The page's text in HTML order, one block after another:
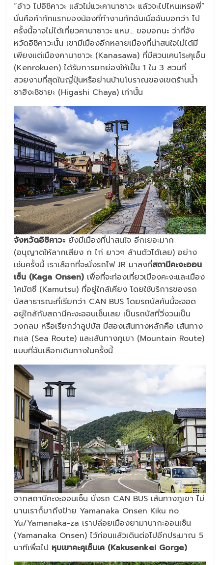
“อ้าว ไปอิชิคาวะ แล้วไม่แวะคานาซาวะ แล้วจะไปไหนเหรอพี่”
นั่นคือคำทักแรกของน้องที่ทำงานทักฉันเมื่อฉันบอกว่า ไป
ครั้งนี้อาจไม่ได้เที่ยวคานาซาวะ แหม… ขอบอกนะ ว่าที่จัง
หวัดอิชิคาวะนั้น เขามีเมืองอีกหลายเมืองที่น่าสนใจไม่ได้มี
เพียงแต่เมืองคานาซาวะ (Kanasawa) ที่มีสวนเคนโระคุเอ็น
(Kenrokuen) ได้รับการยกย่องให้เป็น 1 ใน 3 สวนที่
สวยงามที่สุดในญี่ปุ่นหรือย่านบ้านโบราณของเขตร้านน้ำ
ชาฮิงะชิชายะ (Higashi Chaya) เท่านั้น
จังหวัดอิชิคาวะ ยังมีเมืองที่น่าสนใจ อีกเยอะมาก
(อนุญาตให้ลากเสียง ก ไก่ ยาวๆ ล้านตัวได้เลย) อย่าง
เช่นครั้งนี้ เราเลือกที่จะนั่งรถไฟ JR มาลงที่สถานีคะงะออน
เซ็น (Kaga Onsen) เพื่อที่จะท่องเที่ยวเมืองคะงะและเมือง
โคมัตซึ (Kamutsu) ที่อยู่ใกล้เคียง โดยใช้บริการของรถ
บัสสาธารณะที่เรียกว่า CAN BUS โดยรถบัสคันนี้จะจอด
อยู่ใกล้กับสถานีคะงะออนเซ็นเลย เป็นรถบัสที่วิ่งวนเป็น
วงกลม หรือเรียกว่าลูปบัส มีสองเส้นทางหลักคือ เส้นทาง
ทะเล (Sea Route) และเส้นทางภูเขา (Mountain Route)
แบบที่ฉันเลือกเดินทางในครั้งนี้
จากสถานีคะงะออนเซ็น นั่งรถ CAN BUS เส้นทางภูเขา ไม่
นานเราก็มาถึงป้าย Yamanaka Onsen Kiku no
Yu/Yamanaka-za เราปล่อยเมืองยามานากะออนเซ็น
(Yamanaka Onsen) ไว้ก่อนแล้วเดินต่อไปอีกประมาณ 5
นาทีเพื่อไป หุบเขาคะคุเซ็นเค (Kakusenkei Gorge)